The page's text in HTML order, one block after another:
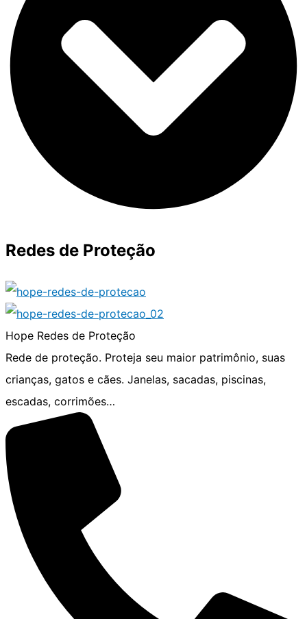
Redes de Proteção
Hope Redes de Proteção
Rede de proteção. Proteja seu maior patrimônio, suas
crianças, gatos e cães. Janelas, sacadas, piscinas,
escadas, corrimões…